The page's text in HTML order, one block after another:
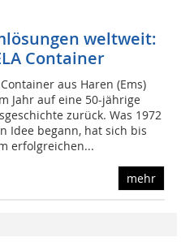
weltweit:
Container
aus Haren (Ems)
Jahr auf eine 50-jährige
zurück. Was 1972
Idee begann, hat sich bis
erfolgreichen...
mehr